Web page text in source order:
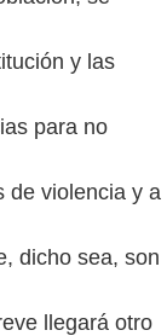
y las
para no
de violencia y a
dicho sea, son
llegará otro